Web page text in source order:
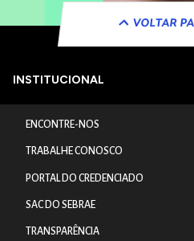
VOLTAR
INSTITUCIONAL
ENCONTRE-NOS
TRABALHE CONOSCO
PORTAL DO CREDENCIADO
SAC DO SEBRAE
TRANSPARÊNCIA